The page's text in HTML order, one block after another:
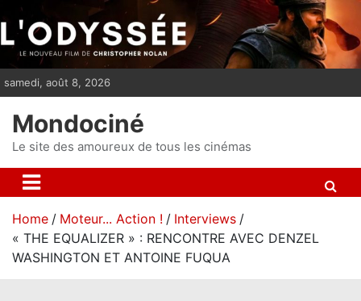
i
p
n
samedi, août 8, 2026
Mondociné
Le site des amoureux de tous les cinémas
Home Moteur... Action !
Interviews
« THE EQUALIZER » : RENCONTRE AVEC DENZEL
WASHINGTON ET ANTOINE FUQUA